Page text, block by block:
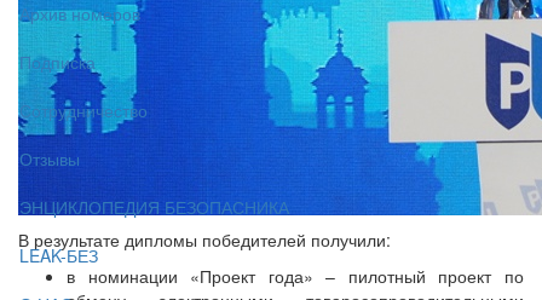
Архив номеров
Подписка
Сотрудничество
Отзывы
ЭНЦИКЛОПЕДИЯ БЕЗОПАСНИКА
LEAK-БЕЗ
В результате дипломы победителей получили:
в номинации «Проект года» – пилотный проект по